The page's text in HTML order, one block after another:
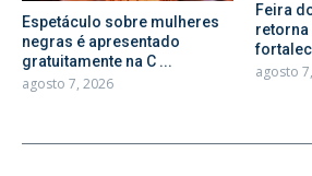
Espetáculo sobre mulheres
negras é apresentado
gratuitamente na C ...
agosto 7, 2026
Feira
retorna
agosto